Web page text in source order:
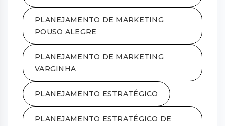
PLANEJAMENTO DE MARKETING
POUSO ALEGRE
PLANEJAMENTO DE MARKETING
VARGINHA
PLANEJAMENTO ESTRATÉGICO
PLANEJAMENTO ESTRATÉGICO DE